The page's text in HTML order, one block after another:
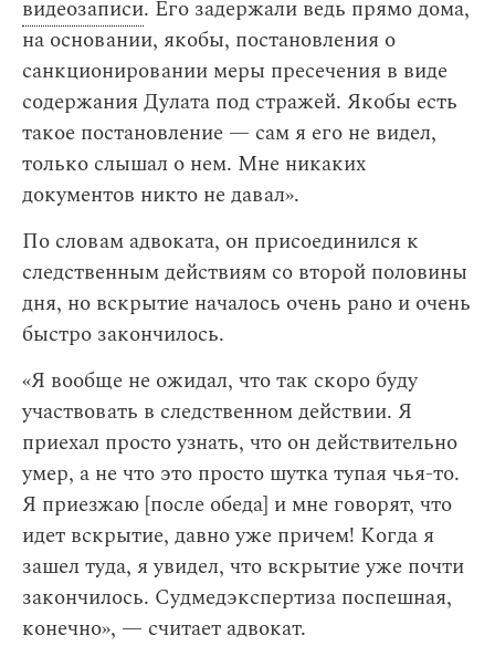
видеозаписи. Его задержали ведь прямо дома,
на основании, якобы, постановления о
санкционировании меры пресечения в виде
содержания Дулата под стражей. Якобы есть
такое постановление — сам я его не видел,
только слышал о нем. Мне никаких
документов никто не давал».
По словам адвоката, он присоединился к
следственным действиям со второй половины
дня, но вскрытие началось очень рано и очень
быстро закончилось.
«Я вообще не ожидал, что так скоро буду
участвовать в следственном действии. Я
приехал просто узнать, что он действительно
умер, а не что это просто шутка тупая чья-то.
Я приезжаю [после обеда] и мне говорят, что
идет вскрытие, давно уже причем! Когда я
зашел туда, я увидел, что вскрытие уже почти
закончилось. Судмедэкспертиза поспешная,
конечно», — считает адвокат.